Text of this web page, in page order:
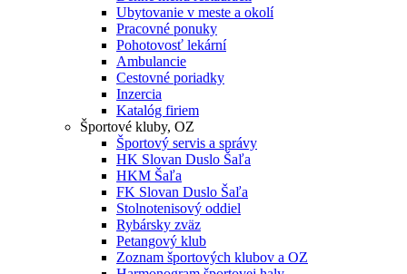
Ubytovanie v meste a okolí
Pracovné ponuky
Pohotovosť lekární
Ambulancie
Cestovné poriadky
Inzercia
Katalóg firiem
Športové kluby, OZ
Športový servis a správy
HK Slovan Duslo Šaľa
HKM Šaľa
FK Slovan Duslo Šaľa
Stolnotenisový oddiel
Rybársky zväz
Petangový klub
Zoznam športových klubov a OZ